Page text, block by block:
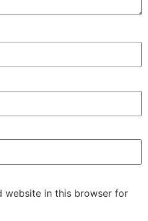
website in this browser for